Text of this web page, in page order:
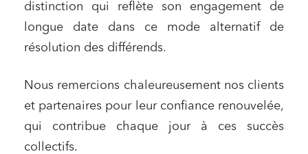
distinction qui reflète son engagement de
longue date dans ce mode alternatif de
résolution des différends.
Nous remercions chaleureusement nos clients
et partenaires pour leur confiance renouvelée,
qui contribue chaque jour à ces succès
collectifs.